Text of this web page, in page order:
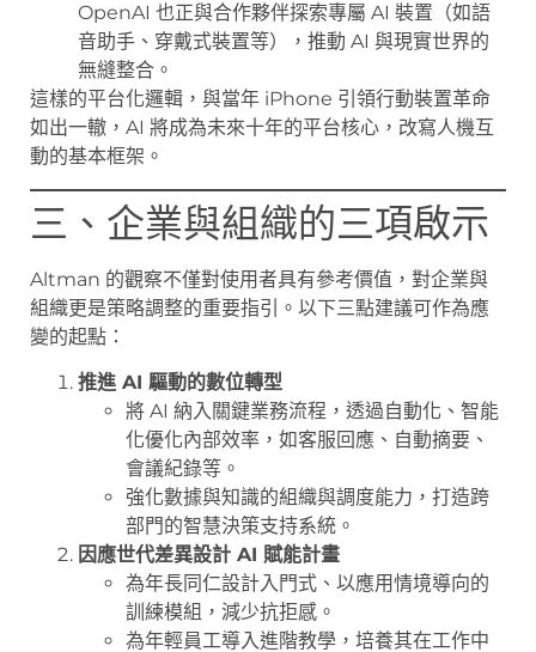
OpenAI 也正與合作夥伴探索專屬 AI 裝置（如語
音助手、穿戴式裝置等），推動 AI 與現實世界的
無縫整合。
這樣的平台化邏輯，與當年 iPhone 引領行動裝置革命
如出一轍，AI 將成為未來十年的平台核心，改寫人機互
動的基本框架。
三、企業與組織的三項啟示
Altman 的觀察不僅對使用者具有參考價值，對企業與
組織更是策略調整的重要指引。以下三點建議可作為應
變的起點：
推進 AI 驅動的數位轉型
將 AI 納入關鍵業務流程，透過自動化、智能
化優化內部效率，如客服回應、自動摘要、
會議紀錄等。
強化數據與知識的組織與調度能力，打造跨
部門的智慧決策支持系統。
因應世代差異設計 AI 賦能計畫
為年長同仁設計入門式、以應用情境導向的
訓練模組，減少抗拒感。
為年輕員工導入進階教學，培養其在工作中